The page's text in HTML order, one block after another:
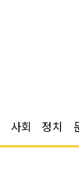
사회 정치